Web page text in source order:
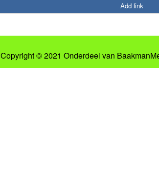
Add link
Copyright © 2021 Onderdeel van